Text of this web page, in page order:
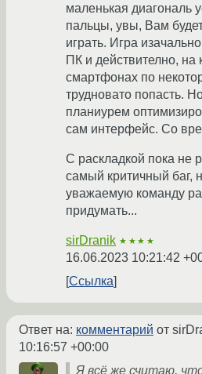
маленькая диагональ
пальцы, увы, Вам
играть. Игра
ПК и действително, на
смартфонах по
трудновато попасть.
планиурем
сам интерфейс. Со
С раскладкой пока не
самый критичный баг,
уважаемую команду
придумать...
sirDranik ★★★★
16.06.2023 10:21:42
Ссылка
Ответ на: комментарий от
10:16:57 +00:00
Я всё же считаю,